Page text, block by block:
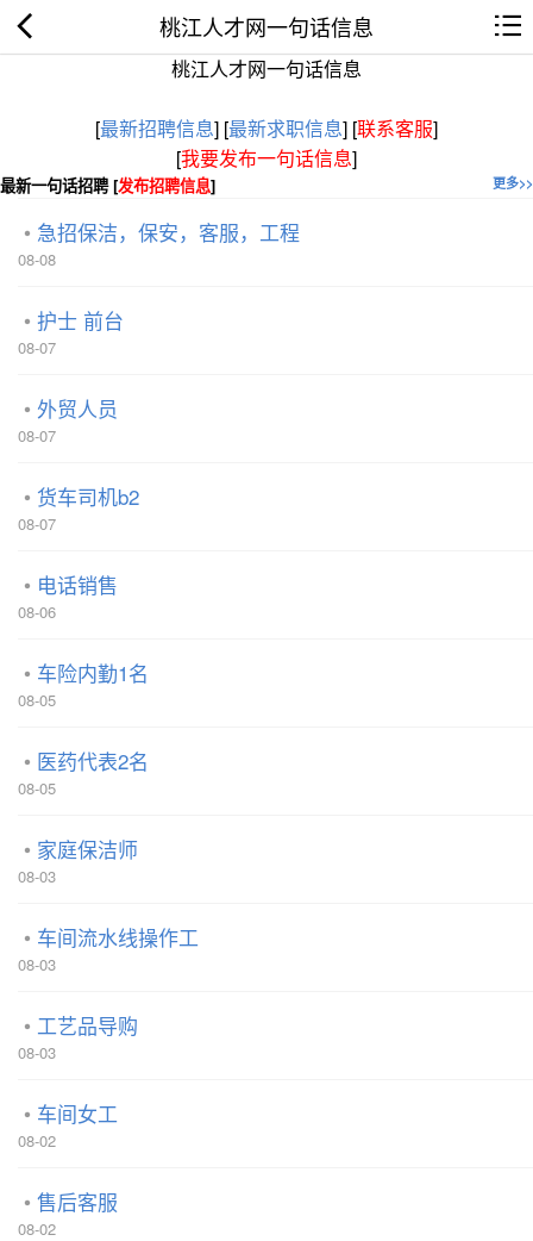
桃江人才网一句话信息
桃江人才网一句话信息
[最新招聘信息] [最新求职信息] [联系客服]
[我要发布一句话信息]
更多>>
最新一句话招聘 [发布招聘信息]
急招保洁，保安，客服，工程
08-08
护士 前台
08-07
外贸人员
08-07
货车司机b2
08-07
电话销售
08-06
车险内勤1名
08-05
医药代表2名
08-05
家庭保洁师
08-03
车间流水线操作工
08-03
工艺品导购
08-03
车间女工
08-02
售后客服
08-02